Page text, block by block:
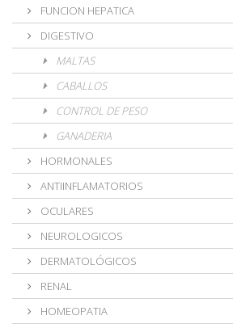
FUNCION HEPATICA
DIGESTIVO
MALTAS
CABALLOS
CONTROL DE PESO
GANADERIA
HORMONALES
ANTIINFLAMATORIOS
OCULARES
NEUROLOGICOS
DERMATOLÓGICOS
RENAL
HOMEOPATIA